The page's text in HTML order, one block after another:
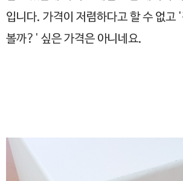
입니다. 가격이 저렴하다고 할 수 없고
볼까?' 싶은 가격은 아니네요.